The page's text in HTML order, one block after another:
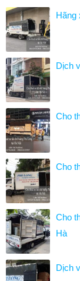
Hãng
Dịch
Cho
Cho
Cho
Hà
Dịch